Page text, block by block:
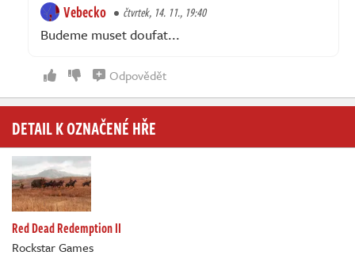
Vebecko čtvrtek, 14. 11., 19:40
Budeme muset doufat...
Odpovědět
DETAIL K OZNAČENÉ HŘE
Red Dead Redemption II
Rockstar Games